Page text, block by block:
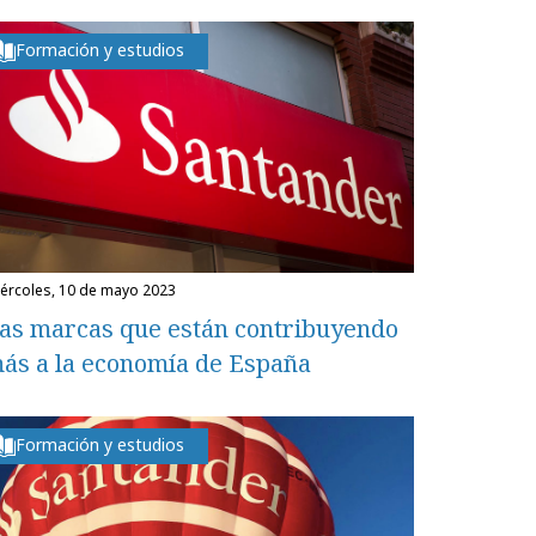
Formación y estudios
10 de mayo 2023
marcas que están contribuyendo
a la economía de España
Formación y estudios